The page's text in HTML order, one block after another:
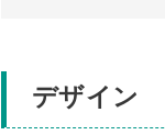
デザイン